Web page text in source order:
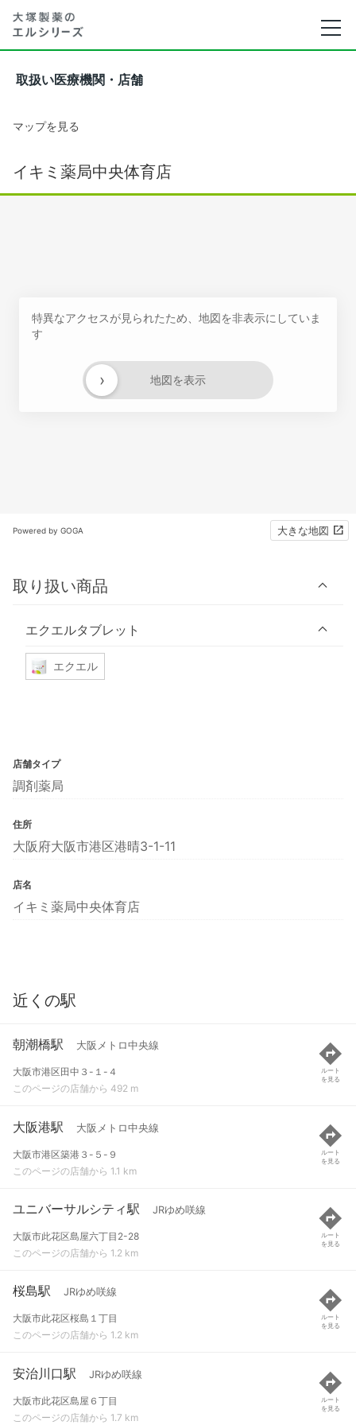
取扱い医療機関・店舗
マップを見る
イキミ薬局中央体育店
特異なアクセスが見られたため、地図を非表示にしていま
す
地図を表示
›
Powered by GOGA 大きな地図
取り扱い商品
エクエルタブレット
エクエル
店舗タイプ
調剤薬局
住所
大阪府大阪市港区港晴3-1-11
店名
イキミ薬局中央体育店
近くの駅
朝潮橋駅 大阪メトロ中央線
大阪市港区田中３-１-４
このページの店舗から 492 m
ルート
を見る
大阪港駅 大阪メトロ中央線
大阪市港区築港３-５-９
このページの店舗から 1.1 km
ルート
を見る
ユニバーサルシティ駅 JRゆめ咲線
大阪市此花区島屋六丁目2-28
このページの店舗から 1.2 km
ルート
を見る
桜島駅 JRゆめ咲線
大阪市此花区桜島１丁目
このページの店舗から 1.2 km
ルート
を見る
安治川口駅 JRゆめ咲線
大阪市此花区島屋６丁目
このページの店舗から 1.7 km
ルート
を見る